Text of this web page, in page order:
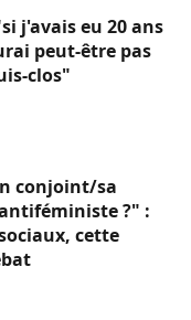
j'avais eu 20 ans
peut-être pas
clos"
conjoint/sa
?" :
cette